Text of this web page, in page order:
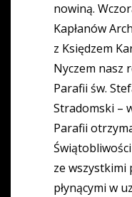
nowiną.
Kapłanów
z Księdzem
Nyczem nasz
Parafii św.
Stradomski –
Parafii
ze wszystkimi
płynącymi w